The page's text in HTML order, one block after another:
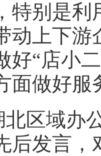
特别是
动上下
好“店小
面做好服
北区域办
后发言，